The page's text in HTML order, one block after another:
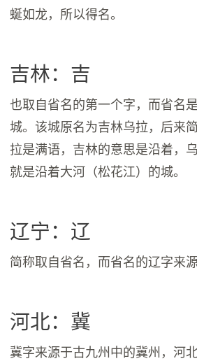
蜒如龙，所以得名。
吉林：吉
也取自省名的第一个字，而省名
城。该城原名为吉林乌拉，后来
拉是满语，吉林的意思是沿着，
就是沿着大河（松花江）的城。
辽宁：辽
简称取自省名，而省名的辽字来
河北：冀
冀字来源于古九州中的冀州，河